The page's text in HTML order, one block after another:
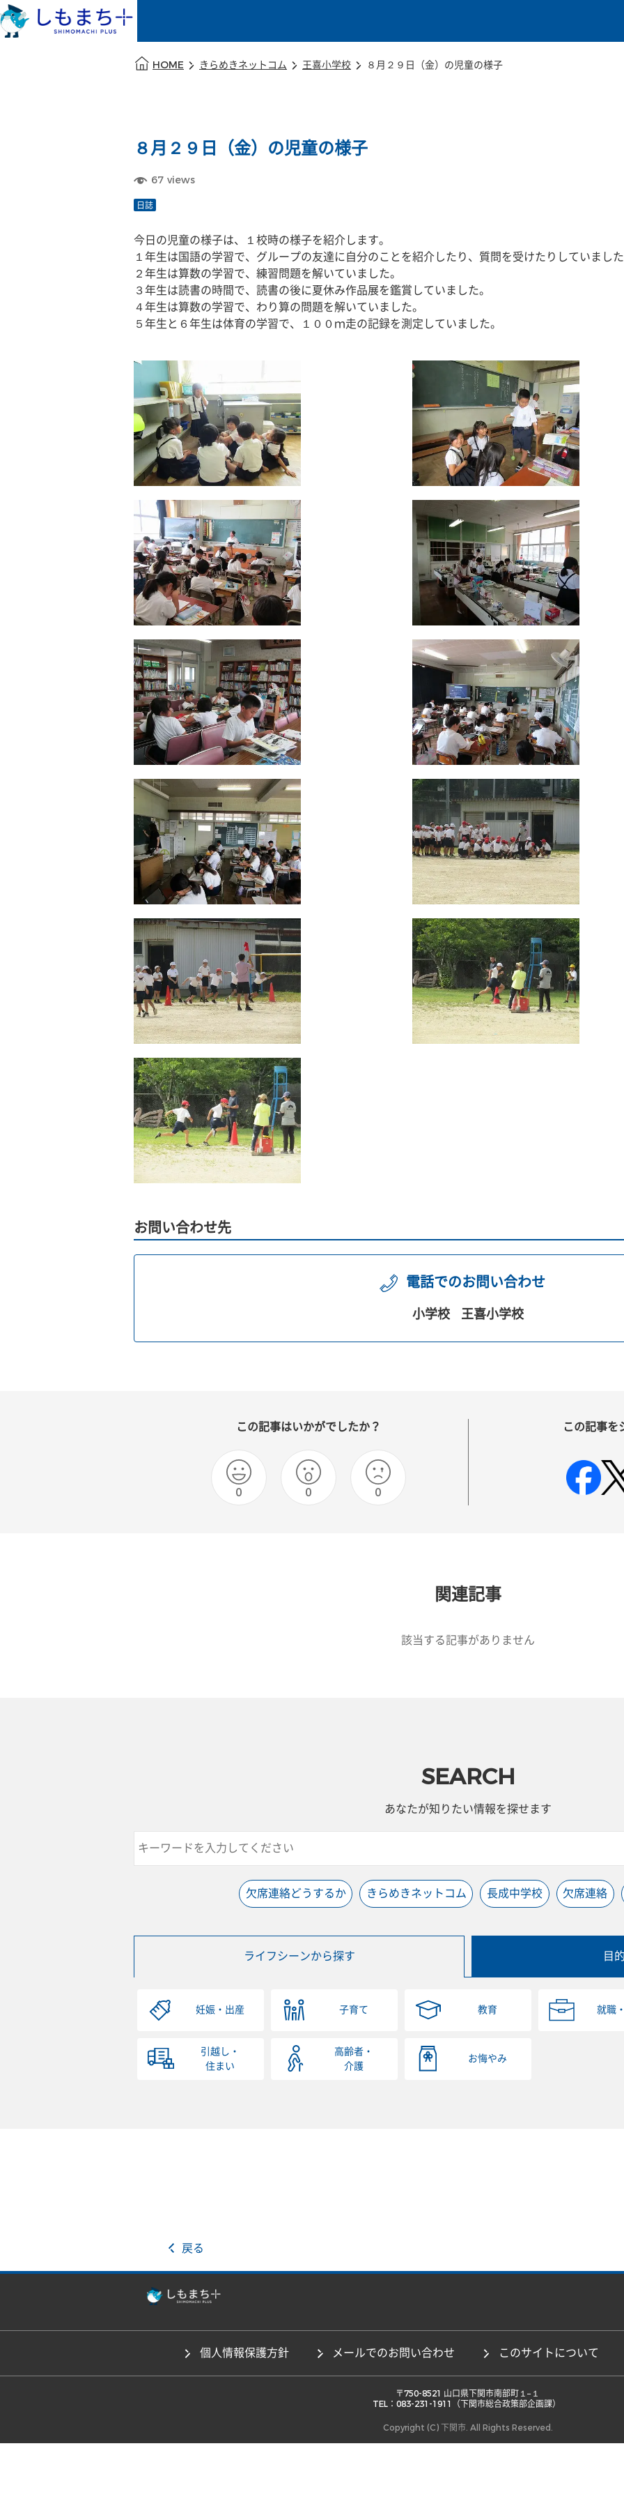
HOME きらめきネットコム 王喜小学校 ８月２９日（金）の児童の様子
８月２９日（金）の児童の様子
67 views
日誌
今日の児童の様子は、１校時の様子を紹介します。
１年生は国語の学習で、グループの友達に自分のことを紹介したり、質問を受けたりしていまし
２年生は算数の学習で、練習問題を解いていました。
３年生は読書の時間で、読書の後に夏休み作品展を鑑賞していました。
４年生は算数の学習で、わり算の問題を解いていました。
５年生と６年生は体育の学習で、１００ｍ走の記録を測定していました。
お問い合わせ先
電話でのお問い合わせ
小学校 王喜小学校
この記事はいかがでしたか？
0 0 0
この記事を
関連記事
該当する記事がありません
SEARCH
あなたが知りたい情報を探せます
欠席連絡どうするか きらめきネットコム 長成中学校 欠席連絡
ライフシーンから探す 目
妊娠・出産 子育て 教育 就職
引越し・
住まい
高齢者・
介護
お悔やみ
戻る
個人情報保護方針 メールでのお問い合わせ このサイトについて
TEL：083-231-1911（下関市総合政策部企画課）
Copyright (C) 下関市. All Rights Reserved.